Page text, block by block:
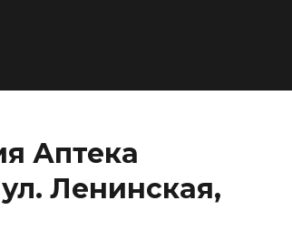
Аптека
Ленинская,